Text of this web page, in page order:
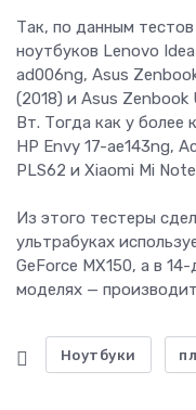
Так, по данным
ноутбуков Lenovo
ad006ng, Asus
(2018) и Asus Zenbook
Вт. Тогда как у более
HP Envy 17-ae143ng,
PLS62 и Xiaomi Mi
Из этого тестеры
ультрабуках
GeForce MX150, а в
моделях —
Ноутбуки